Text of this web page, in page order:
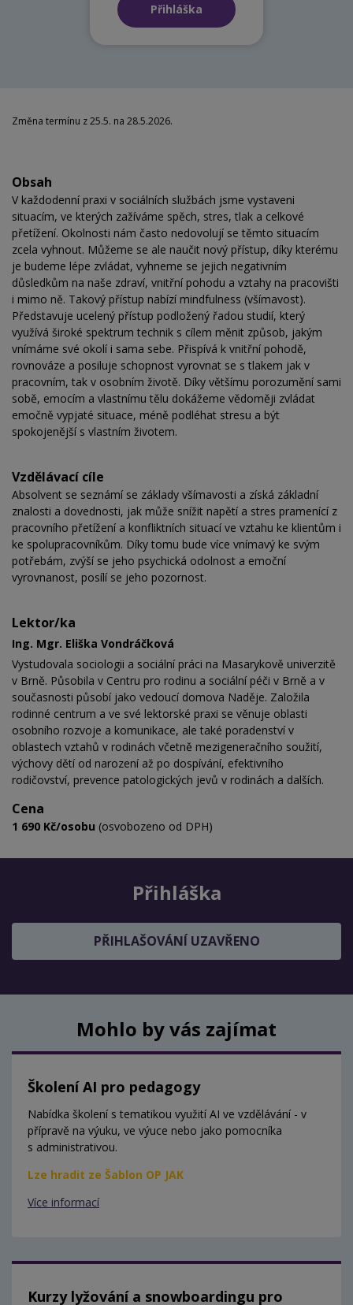
Přihláška
Změna termínu z 25.5. na 28.5.2026.
Obsah
V každodenní praxi v sociálních službách jsme vystaveni
situacím, ve kterých zažíváme spěch, stres, tlak a celkové
přetížení. Okolnosti nám často nedovolují se těmto situacím
zcela vyhnout. Můžeme se ale naučit nový přístup, díky kterému
je budeme lépe zvládat, vyhneme se jejich negativním
důsledkům na naše zdraví, vnitřní pohodu a vztahy na pracovišti
i mimo ně. Takový přístup nabízí mindfulness (všímavost).
Představuje ucelený přístup podložený řadou studií, který
využívá široké spektrum technik s cílem měnit způsob, jakým
vnímáme své okolí i sama sebe. Přispívá k vnitřní pohodě,
rovnováze a posiluje schopnost vyrovnat se s tlakem jak v
pracovním, tak v osobním životě. Díky většímu porozumění sami
sobě, emocím a vlastnímu tělu dokážeme vědoměji zvládat
emočně vypjaté situace, méně podléhat stresu a být
spokojenější s vlastním životem.
Vzdělávací cíle
Absolvent se seznámí se základy všímavosti a získá základní
znalosti a dovednosti, jak může snížit napětí a stres pramenící z
pracovního přetížení a konfliktních situací ve vztahu ke klientům i
ke spolupracovníkům. Díky tomu bude více vnímavý ke svým
potřebám, zvýší se jeho psychická odolnost a emoční
vyrovnanost, posílí se jeho pozornost.
Lektor/ka
Ing. Mgr. Eliška Vondráčková
Vystudovala sociologii a sociální práci na Masarykově univerzitě
v Brně. Působila v Centru pro rodinu a sociální péči v Brně a v
současnosti působí jako vedoucí domova Naděje. Založila
rodinné centrum a ve své lektorské praxi se věnuje oblasti
osobního rozvoje a komunikace, ale také poradenství v
oblastech vztahů v rodinách včetně mezigeneračního soužití,
výchovy dětí od narození až po dospívání, efektivního
rodičovství, prevence patologických jevů v rodinách a dalších.
Cena
1 690 Kč/osobu (osvobozeno od DPH)
Přihláška
PŘIHLAŠOVÁNÍ UZAVŘENO
Mohlo by vás zajímat
Školení AI pro pedagogy
Nabídka školení s tematikou využití AI ve vzdělávání - v
přípravě na výuku, ve výuce nebo jako pomocníka
s administrativou.
Lze hradit ze Šablon OP JAK
Více informací
Kurzy lyžování a snowboardingu pro